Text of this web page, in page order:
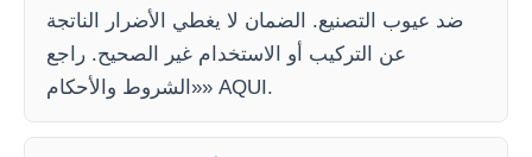
ضد عيوب التصنيع. الضمان لا يغطي الأضرار الناتجة
عن التركيب أو الاستخدام غير الصحيح. راجع
«الشروط والأحكام» AQUI.